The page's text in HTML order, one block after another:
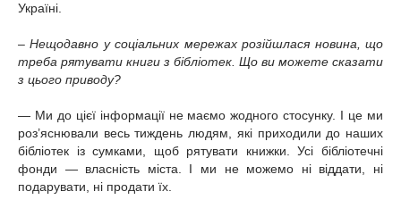
Україні.
– Нещодавно у соціальних мережах розійшлася новина, що
треба рятувати книги з бібліотек. Що ви можете сказати
з цього приводу?
— Ми до цієї інформації не маємо жодного стосунку. І це ми
роз’яснювали весь тиждень людям, які приходили до наших
бібліотек із сумками, щоб рятувати книжки. Усі бібліотечні
фонди — власність міста. І ми не можемо ні віддати, ні
подарувати, ні продати їх.